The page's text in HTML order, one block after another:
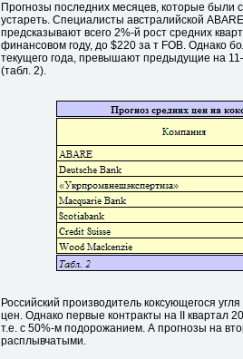
Прогнозы последних месяцев, которые были
устареть. Специалисты австралийской
предсказывают всего 2%-й рост средних
финансовом году, до $220 за т FOB. Однако
текущего года, превышают предыдущие на
(табл. 2).
Российский производитель коксующегося
цен. Однако первые контракты на II квартал
т.е. с 50%-м подорожанием. А прогнозы на
расплывчатыми.